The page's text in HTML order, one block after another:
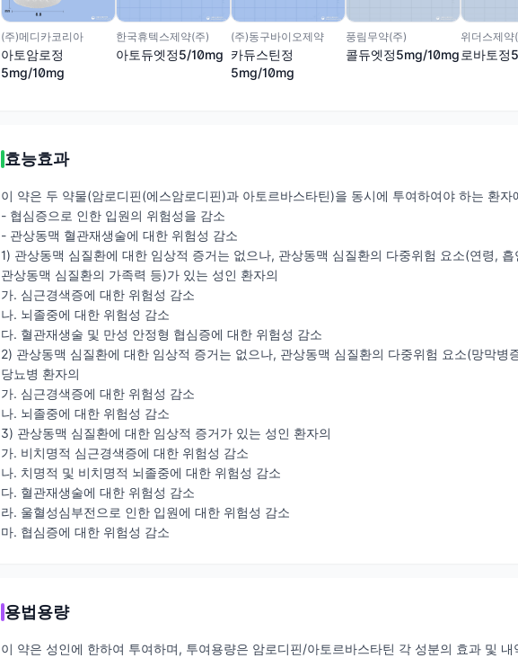
(주)메디카코리아
아토암로정
5mg/10mg
한국휴텍스제약(주)
아토듀엣정5/10mg
(주)동구바이오제약
카듀스틴정
5mg/10mg
풍림무약(주)
콜듀엣정5mg/10mg
위더스제약
로바토정
효능효과
이 약은 두 약물(암로디핀(에스암로디핀)과 아토르바스타틴)을 동시에 투여하여야 하는 환자
- 협심증으로 인한 입원의 위험성을 감소
- 관상동맥 혈관재생술에 대한 위험성 감소
1) 관상동맥 심질환에 대한 임상적 증거는 없으나, 관상동맥 심질환의 다중위험 요소(연령,
관상동맥 심질환의 가족력 등)가 있는 성인 환자의
가. 심근경색증에 대한 위험성 감소
나. 뇌졸중에 대한 위험성 감소
다. 혈관재생술 및 만성 안정형 협심증에 대한 위험성 감소
2) 관상동맥 심질환에 대한 임상적 증거는 없으나, 관상동맥 심질환의 다중위험 요소(망막
당뇨병 환자의
가. 심근경색증에 대한 위험성 감소
나. 뇌졸중에 대한 위험성 감소
3) 관상동맥 심질환에 대한 임상적 증거가 있는 성인 환자의
가. 비치명적 심근경색증에 대한 위험성 감소
나. 치명적 및 비치명적 뇌졸중에 대한 위험성 감소
다. 혈관재생술에 대한 위험성 감소
라. 울혈성심부전으로 인한 입원에 대한 위험성 감소
마. 협심증에 대한 위험성 감소
용법용량
이 약은 성인에 한하여 투여하며, 투여용량은 암로디핀/아토르바스타틴 각 성분의 효과 및